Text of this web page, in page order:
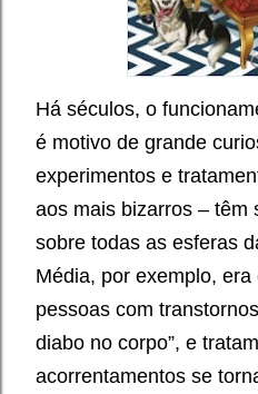
Há séculos, o
é motivo de grande
experimentos e
aos mais bizarros – têm
sobre todas as esferas
Média, por exemplo,
pessoas com
diabo no corpo”, e
acorrentamentos se